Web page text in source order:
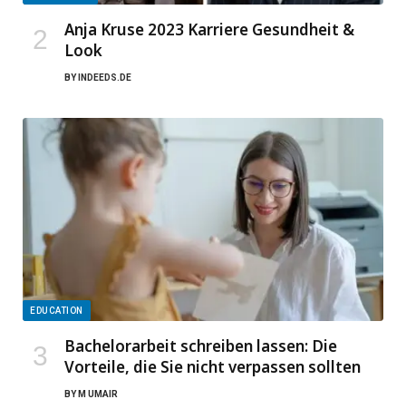
Anja Kruse 2023 Karriere Gesundheit &
Look
BY INDEEDS.DE
EDUCATION
Bachelorarbeit schreiben lassen: Die
Vorteile, die Sie nicht verpassen sollten
BY M UMAIR